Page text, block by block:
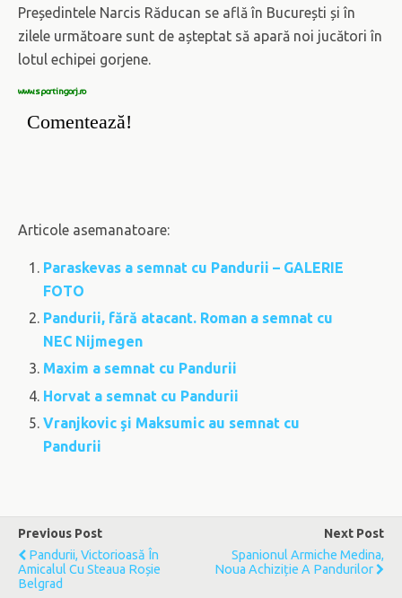
Președintele Narcis Răducan se află în București și în
zilele următoare sunt de așteptat să apară noi jucători în
lotul echipei gorjene.
www.sportingorj.ro
Comentează!
Articole asemanatoare:
Paraskevas a semnat cu Pandurii – GALERIE
FOTO
Pandurii, fără atacant. Roman a semnat cu
NEC Nijmegen
Maxim a semnat cu Pandurii
Horvat a semnat cu Pandurii
Vranjkovic şi Maksumic au semnat cu
Pandurii
Previous Post
Pandurii, Victorioasă În
Amicalul Cu Steaua Roșie
Belgrad
Next Post
Spanionul Armiche Medina,
Noua Achiziție A Pandurilor